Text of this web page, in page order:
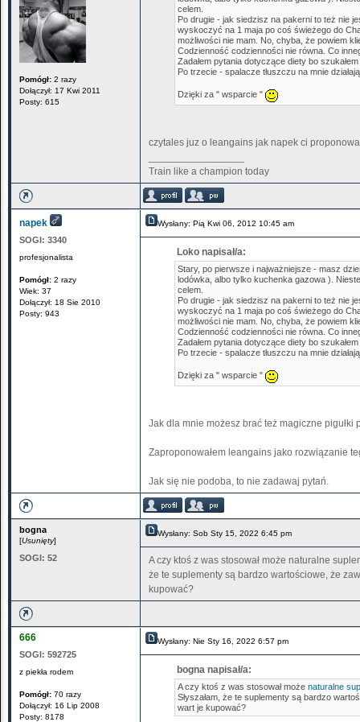
Pomógł: 2 razy
Dołączył: 17 Kwi 2011
Posty: 615
celem.
Po drugie - jak siedzisz na pakerni to też nie
wyskoczyć na 1 maja po coś świeżego do
możliwości nie mam. No, chyba, że powiem
Codzienność codzienności nie równa. Co
Zadałem pytania dotyczące diety bo
Po trzecie - spalacze tłuszczu na mnie
Dzięki za " wsparcie "
czytales juz o leangains jak napek ci
Train like a champion today
napek
SOGI: 3340
profesjonalista
Pomógł: 2 razy
Wiek: 37
Dołączył: 18 Sie 2010
Posty: 943
Wysłany: Pią Kwi 06, 2012 10:45 am
Loko napisał/a:
Stary, po pierwsze i najważniejsze - masz
lodówka, albo tylko kuchenka gazowa ).
celem.
Po drugie - jak siedzisz na pakerni to też nie
wyskoczyć na 1 maja po coś świeżego do
możliwości nie mam. No, chyba, że powiem
Codzienność codzienności nie równa. Co
Zadałem pytania dotyczące diety bo
Po trzecie - spalacze tłuszczu na mnie
Dzięki za " wsparcie "
Jak dla mnie możesz brać też magiczne
Zaproponowałem leangains jako rozwiązanie
Jak się nie podoba, to nie zadawaj pytań.
bogna
[Usunięty]
SOGI: 52
Wysłany: Sob Sty 15, 2022 6:45 pm
A czy ktoś z was stosował może naturalne
że te suplementy są bardzo wartościowe, że
kupować?
666
SOGI: 592725
z piekła rodem
Pomógł: 70 razy
Dołączył: 16 Lip 2008
Posty: 8178
Wysłany: Nie Sty 16, 2022 6:57 pm
bogna napisał/a:
A czy ktoś z was stosował może naturalne
Słyszałam, że te suplementy są bardzo
wart je kupować?